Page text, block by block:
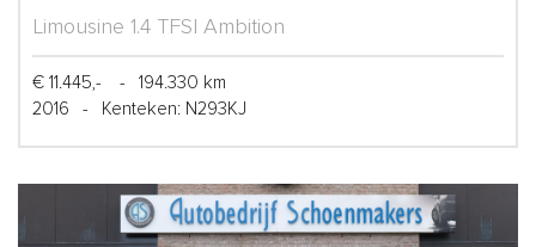
Limousine 1.4 TFSI Ambition
€ 11.445,- -
194.330 km
2016
- Kenteken: N293KJ